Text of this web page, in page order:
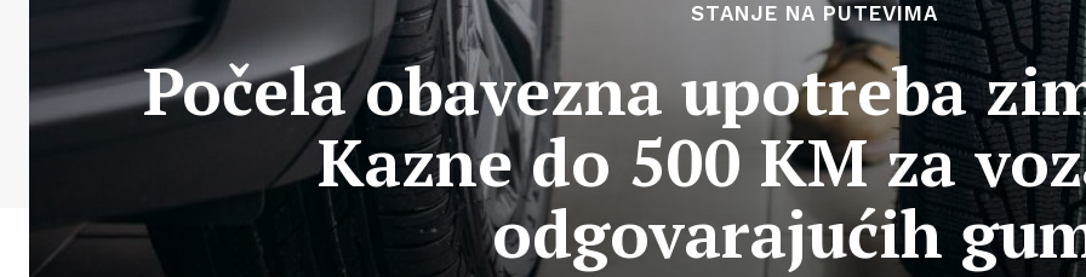
STANJE NA PUTEVIMA
Počela obavezna upotreba
Kazne do 500 KM za
odgovarajućih